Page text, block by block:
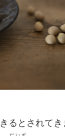
きるとされてき
だいず